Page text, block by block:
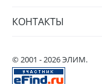
КОНТАКТЫ
© 2001 - 2026 ЭЛИМ.